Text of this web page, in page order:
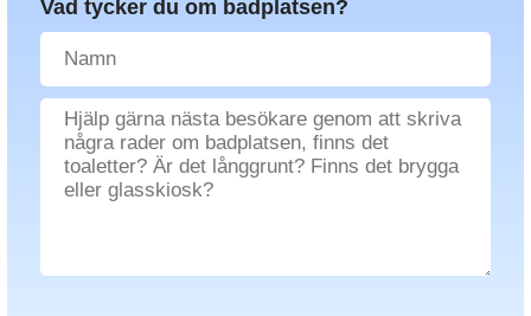
Vad tycker du om badplatsen?